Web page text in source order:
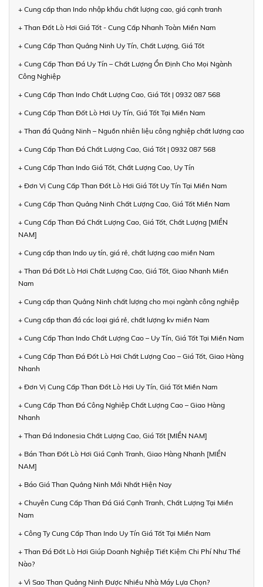
+ Cung cấp than Indo nhập khẩu chất lượng cao, giá cạnh tranh
+ Than Đốt Lò Hơi Giá Tốt - Cung Cấp Nhanh Toàn Miền Nam
+ Cung Cấp Than Quảng Ninh Uy Tín, Chất Lượng, Giá Tốt
+ Cung Cấp Than Đá Uy Tín – Chất Lượng Ổn Định Cho Mọi Ngành
Công Nghiệp
+ Cung Cấp Than Indo Chất Lượng Cao, Giá Tốt | 0932 087 568
+ Cung Cấp Than Đốt Lò Hơi Uy Tín, Giá Tốt Tại Miền Nam
+ Than đá Quảng Ninh – Nguồn nhiên liệu công nghiệp chất lượng cao
+ Cung Cấp Than Đá Chất Lượng Cao, Giá Tốt | 0932 087 568
+ Cung Cấp Than Indo Giá Tốt, Chất Lượng Cao, Uy Tín
+ Đơn Vị Cung Cấp Than Đốt Lò Hơi Giá Tốt Uy Tín Tại Miền Nam
+ Cung Cấp Than Quảng Ninh Chất Lượng Cao, Giá Tốt Miền Nam
+ Cung Cấp Than Đá Chất Lượng Cao, Giá Tốt, Chất Lượng [MIỀN
NAM]
+ Cung cấp than Indo uy tín, giá rẻ, chất lượng cao miền Nam
+ Than Đá Đốt Lò Hơi Chất Lượng Cao, Giá Tốt, Giao Nhanh Miền
Nam
+ Cung cấp than Quảng Ninh chất lượng cho mọi ngành công nghiệp
+ Cung cấp than đá các loại giá rẻ, chất lượng kv miền Nam
+ Cung Cấp Than Indo Chất Lượng Cao – Uy Tín, Giá Tốt Tại Miền Nam
+ Cung Cấp Than Đá Đốt Lò Hơi Chất Lượng Cao – Giá Tốt, Giao Hàng
Nhanh
+ Đơn Vị Cung Cấp Than Đốt Lò Hơi Uy Tín, Giá Tốt Miền Nam
+ Cung Cấp Than Đá Công Nghiệp Chất Lượng Cao – Giao Hàng
Nhanh
+ Than Đá Indonesia Chất Lượng Cao, Giá Tốt [MIỀN NAM]
+ Bán Than Đốt Lò Hơi Giá Cạnh Tranh, Giao Hàng Nhanh [MIỀN
NAM]
+ Báo Giá Than Quảng Ninh Mới Nhất Hiện Nay
+ Chuyên Cung Cấp Than Đá Giá Cạnh Tranh, Chất Lượng Tại Miền
Nam
+ Công Ty Cung Cấp Than Indo Uy Tín Giá Tốt Tại Miền Nam
+ Than Đá Đốt Lò Hơi Giúp Doanh Nghiệp Tiết Kiệm Chi Phí Như Thế
Nào?
+ Vì Sao Than Quảng Ninh Được Nhiều Nhà Máy Lựa Chọn?